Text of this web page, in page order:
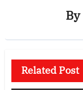
By
Related Post